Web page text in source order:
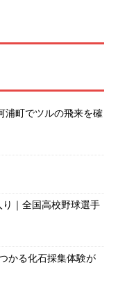
浦町でツルの飛来を確
｜全国高校野球選手
かる化石採集体験が